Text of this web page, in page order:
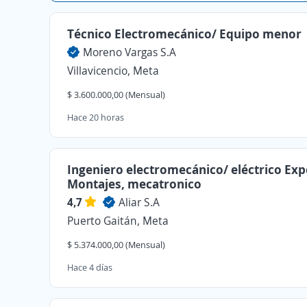
Técnico Electromecánico/ Equipo menor
Moreno Vargas S.A
Villavicencio, Meta
$ 3.600.000,00 (Mensual)
Hace 20 horas
Ingeniero electromecánico/ eléctrico
Montajes, mecatronico
4,7
Aliar S.A
Puerto Gaitán, Meta
$ 5.374.000,00 (Mensual)
Hace 4 días